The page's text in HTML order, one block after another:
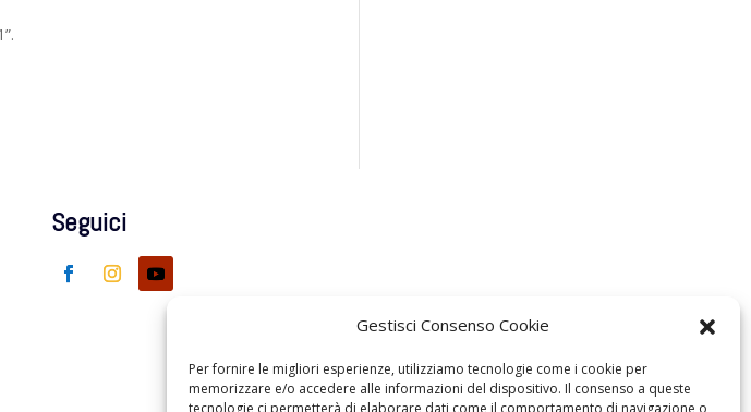
Gestisci Consenso Cookie
Per fornire le migliori esperienze, utilizziamo tecnologie come i cookie per
memorizzare e/o accedere alle informazioni del dispositivo. Il consenso a queste
tecnologie ci permetterà di elaborare dati come il comportamento di navigazione o
Seguici